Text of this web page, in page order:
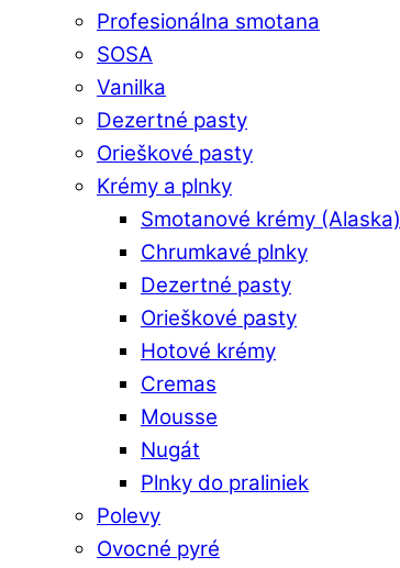
Profesionálna smotana
SOSA
Vanilka
Dezertné pasty
Orieškové pasty
Krémy a plnky
Smotanové krémy (Alaska)
Chrumkavé plnky
Dezertné pasty
Orieškové pasty
Hotové krémy
Cremas
Mousse
Nugát
Plnky do praliniek
Polevy
Ovocné pyré